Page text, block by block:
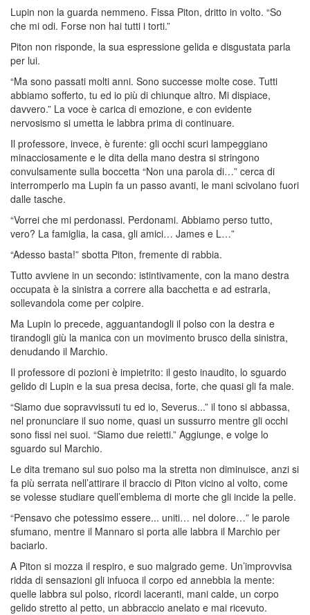
Lupin non la guarda nemmeno. Fissa Piton, dritto in volto. “So
che mi odi. Forse non hai tutti i torti.”
Piton non risponde, la sua espressione gelida e disgustata parla
per lui.
“Ma sono passati molti anni. Sono successe molte cose. Tutti
abbiamo sofferto, tu ed io più di chiunque altro. Mi dispiace,
davvero.” La voce è carica di emozione, e con evidente
nervosismo si umetta le labbra prima di continuare.
Il professore, invece, è furente: gli occhi scuri lampeggiano
minacciosamente e le dita della mano destra si stringono
convulsamente sulla boccetta “Non una parola di…” cerca di
interromperlo ma Lupin fa un passo avanti, le mani scivolano fuori
dalle tasche.
“Vorrei che mi perdonassi. Perdonami. Abbiamo perso tutto,
vero? La famiglia, la casa, gli amici… James e L…”
“Adesso basta!” sbotta Piton, fremente di rabbia.
Tutto avviene in un secondo: istintivamente, con la mano destra
occupata è la sinistra a correre alla bacchetta e ad estrarla,
sollevandola come per colpire.
Ma Lupin lo precede, agguantandogli il polso con la destra e
tirandogli giù la manica con un movimento brusco della sinistra,
denudando il Marchio.
Il professore di pozioni è impietrito: il gesto inaudito, lo sguardo
gelido di Lupin e la sua presa decisa, forte, che quasi gli fa male.
“Siamo due sopravvissuti tu ed io, Severus...” il tono si abbassa,
nel pronunciare il suo nome, quasi un sussurro mentre gli occhi
sono fissi nei suoi. “Siamo due reietti.” Aggiunge, e volge lo
sguardo sul Marchio.
Le dita tremano sul suo polso ma la stretta non diminuisce, anzi si
fa più serrata nell’attirare il braccio di Piton vicino al volto, come
se volesse studiare quell’emblema di morte che gli incide la pelle.
“Pensavo che potessimo essere... uniti… nel dolore…” le parole
sfumano, mentre il Mannaro si porta alle labbra il Marchio per
baciarlo.
A Piton si mozza il respiro, e suo malgrado geme. Un’improvvisa
ridda di sensazioni gli infuoca il corpo ed annebbia la mente:
quelle labbra sul polso, ricordi laceranti, mani calde, un corpo
gelido stretto al petto, un abbraccio anelato e mai ricevuto.